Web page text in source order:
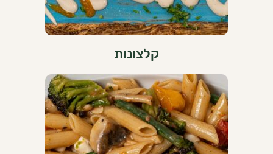
קלצונות